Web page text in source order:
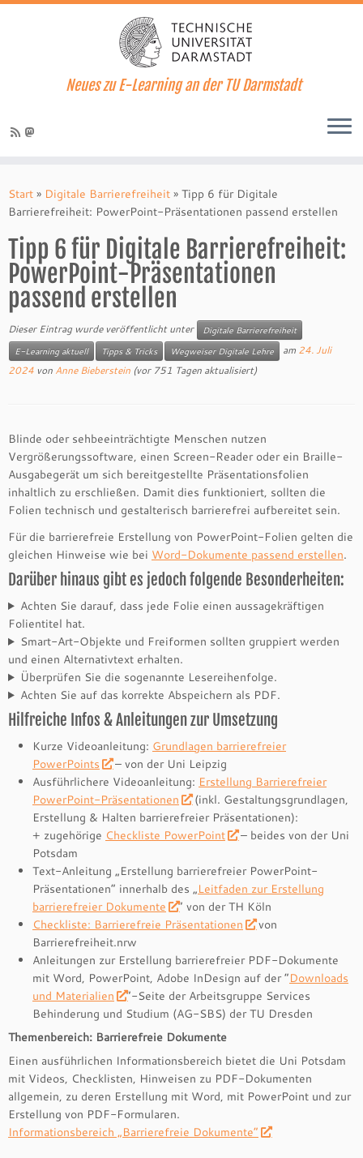
Inhalt
springen
Neues zu E-Learning an der TU Darmstadt
Start » Digitale Barrierefreiheit » Tipp 6 für Digitale
Barrierefreiheit: PowerPoint-Präsentationen passend erstellen
Tipp 6 für Digitale Barrierefreiheit:
PowerPoint-Präsentationen
passend erstellen
Dieser Eintrag wurde veröffentlicht unter
Digitale Barrierefreiheit
E-Learning aktuell
Tipps & Tricks Wegweiser Digitale Lehre am 24. Juli
2024 von Anne Bieberstein (vor 751 Tagen aktualisiert)
Blinde oder sehbeeinträchtigte Menschen nutzen
Vergrößerungssoftware, einen Screen-Reader oder ein Braille-
Ausgabegerät um sich bereitgestellte Präsentationsfolien
inhaltlich zu erschließen. Damit dies funktioniert, sollten die
Folien technisch und gestalterisch barrierefrei aufbereitet sein.
Für die barrierefreie Erstellung von PowerPoint-Folien gelten die
gleichen Hinweise wie bei Word-Dokumente passend erstellen.
Darüber hinaus gibt es jedoch folgende Besonderheiten:
Achten Sie darauf, dass jede Folie einen aussagekräftigen
Folientitel hat.
Smart-Art-Objekte und Freiformen sollten gruppiert werden
und einen Alternativtext erhalten.
Überprüfen Sie die sogenannte Lesereihenfolge.
Achten Sie auf das korrekte Abspeichern als PDF.
Hilfreiche Infos & Anleitungen zur Umsetzung
Kurze Videoanleitung: Grundlagen barrierefreier
PowerPoints
– von der Uni Leipzig
Ausführlichere Videoanleitung: Erstellung Barrierefreier
PowerPoint-Präsentationen
(inkl. Gestaltungsgrundlagen,
Erstellung & Halten barrierefreier Präsentationen):
+ zugehörige Checkliste PowerPoint
– beides von der Uni
Potsdam
Text-Anleitung „Erstellung barrierefreier PowerPoint-
Präsentationen“ innerhalb des „Leitfaden zur Erstellung
barrierefreier Dokumente
“ von der TH Köln
Checkliste: Barrierefreie Präsentationen
von
Barrierefreiheit.nrw
Anleitungen zur Erstellung barrierefreier PDF-Dokumente
mit Word, PowerPoint, Adobe InDesign auf der “Downloads
und Materialien
“-Seite der Arbeitsgruppe Services
Behinderung und Studium (AG-SBS) der TU Dresden
Themenbereich: Barrierefreie Dokumente
Einen ausführlichen Informationsbereich bietet die Uni Potsdam
mit Videos, Checklisten, Hinweisen zu PDF-Dokumenten
allgemein, zu deren Erstellung mit Word, mit PowerPoint und zur
Erstellung von PDF-Formularen.
Informationsbereich „Barrierefreie Dokumente“